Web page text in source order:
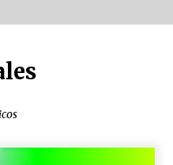
y ser Vegano es lo mismo? Te